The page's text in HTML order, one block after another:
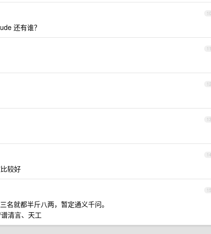
10
还有谁？
11
12
13
14
较好
15
名就都半斤八两，暂定通义千问。
清言、天工